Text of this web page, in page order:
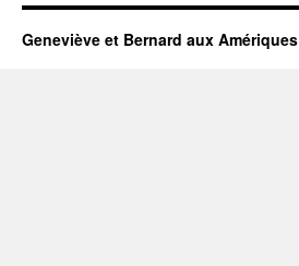
Geneviève et Bernard aux Amériques